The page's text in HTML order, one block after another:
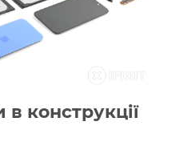
в конструкції